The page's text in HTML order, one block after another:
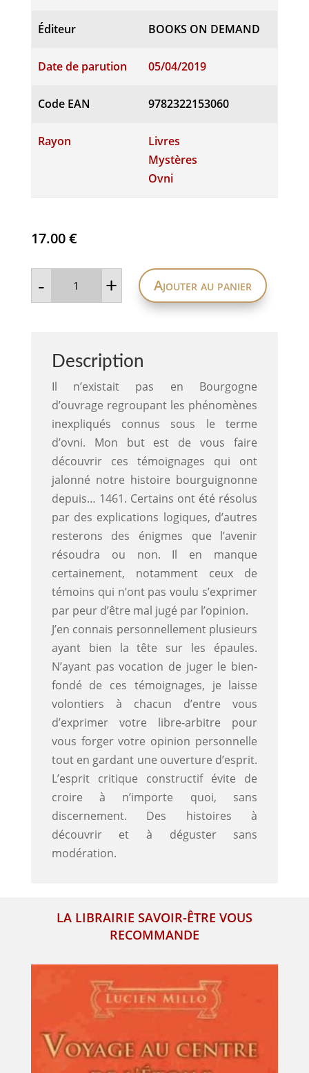
Éditeur BOOKS ON DEMAND
Date de parution 05/04/2019
Code EAN 9782322153060
Rayon
Livres
Mystères
Ovni
17.00€
- quantité
ovnis
de
Bourgogne
De
1461
à
nos
jours,
près
de
200
observations
dévoilées
+ Ajouter au panier
Description
Il n’existait pas en Bourgogne
d’ouvrage regroupant les phénomènes
inexpliqués connus sous le terme
d’ovni. Mon but est de vous faire
découvrir ces témoignages qui ont
jalonné notre histoire bourguignonne
depuis… 1461. Certains ont été résolus
par des explications logiques, d’autres
resterons des énigmes que l’avenir
résoudra ou non. Il en manque
certainement, notamment ceux de
témoins qui n’ont pas voulu s’exprimer
par peur d’être mal jugé par l’opinion.
J’en connais personnellement plusieurs
ayant bien la tête sur les épaules.
N’ayant pas vocation de juger le bien-
fondé de ces témoignages, je laisse
volontiers à chacun d’entre vous
d’exprimer votre libre-arbitre pour
vous forger votre opinion personnelle
tout en gardant une ouverture d’esprit.
L’esprit critique constructif évite de
croire à n’importe quoi, sans
discernement. Des histoires à
découvrir et à déguster sans
modération.
LA LIBRAIRIE SAVOIR-ÊTRE VOUS
RECOMMANDE